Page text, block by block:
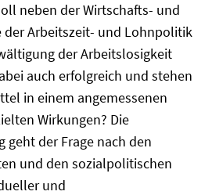
neben der Wirtschafts- und
Arbeitszeit- und Lohnpolitik
der Arbeitslosigkeit
auch erfolgreich und stehen
in einem angemessenen
Wirkungen? Die
geht der Frage nach den
und den sozialpolitischen
und